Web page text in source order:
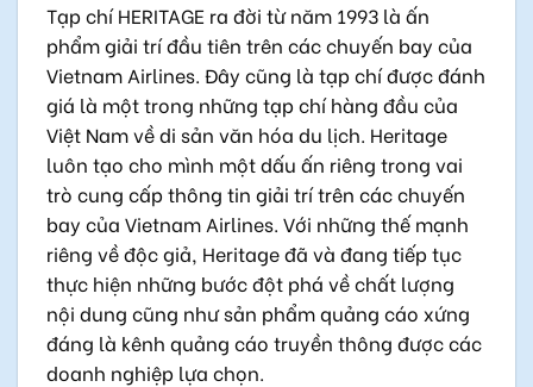
Tạp chí HERITAGE ra đời từ năm 1993 là ấn
phẩm giải trí đầu tiên trên các chuyến bay của
Vietnam Airlines. Đây cũng là tạp chí được đánh
giá là một trong những tạp chí hàng đầu của
Việt Nam về di sản văn hóa du lịch. Heritage
luôn tạo cho mình một dấu ấn riêng trong vai
trò cung cấp thông tin giải trí trên các chuyến
bay của Vietnam Airlines. Với những thế mạnh
riêng về độc giả, Heritage đã và đang tiếp tục
thực hiện những bước đột phá về chất lượng
nội dung cũng như sản phẩm quảng cáo xứng
đáng là kênh quảng cáo truyền thông được các
doanh nghiệp lựa chọn.